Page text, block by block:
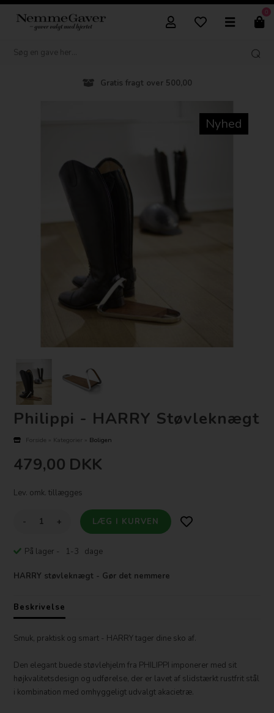
0
Gratis fragt over 500,00
Nyhed
Philippi - HARRY Støvleknægt
Forside » Kategorier » Boligen
479,00 DKK
Lev. omk. tillægges
- +
På lager - 1-3 dage
HARRY støvleknægt - Gør det nemmere
Beskrivelse
Smuk, praktisk og smart - HARRY tager dine sko af.
Den elegant buede støvlehjelm fra PHILIPPI imponerer med sit
højkvalitetsdesign og udførelse, der er lavet af slidstærkt rustfrit stål
i kombination med omhyggeligt udvalgt akacietræ.